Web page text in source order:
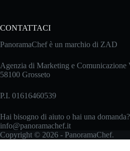
CONTATTACI
PanoramaChef è un marchio di ZAD
Agenzia di Marketing e Comunicazione
58100 Grosseto
P.I. 01616460539
Hai bisogno di aiuto o hai una
info@panoramachef.it
Copyright © 2026 - PanoramaChef.